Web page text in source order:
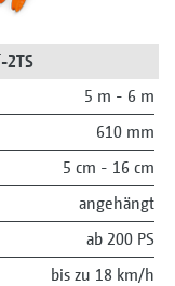
-2TS
5 m - 6 m
610 mm
5 cm - 16 cm
angehängt
ab 200 PS
bis zu 18 km/h